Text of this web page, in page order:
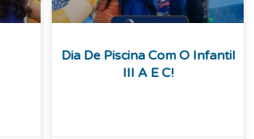
Dia De Piscina Com O Infantil
III A E C!